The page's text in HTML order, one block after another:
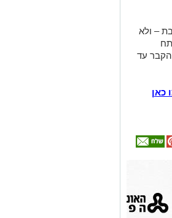
– ולא
הקבר עד
כאן
גם